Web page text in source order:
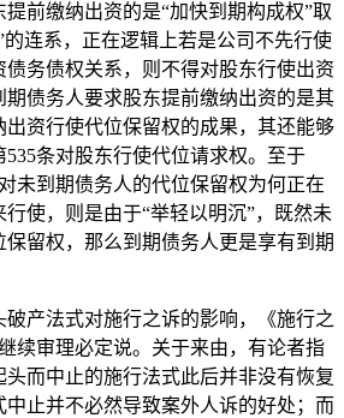
前缴纳出资的是“加快到期构成权”取
连系，正在逻辑上若是公司不先行使
务债权关系，则不得对股东行使出资
债务人要求股东提前缴纳出资的是其
出资行使代位保留权的成果，其还能够
535条对股东行使代位请求权。至于
未到期债务人的代位保留权为何正在
使，则是由于“举轻以明沉”，既然未
留权，那么到期债务人更是享有到期
产法式对施行之诉的影响，《施行之
续审理必定说。关于来由，有论者指
而中止的施行法式此后并非没有恢复
止并不必然导致案外人诉的好处；而